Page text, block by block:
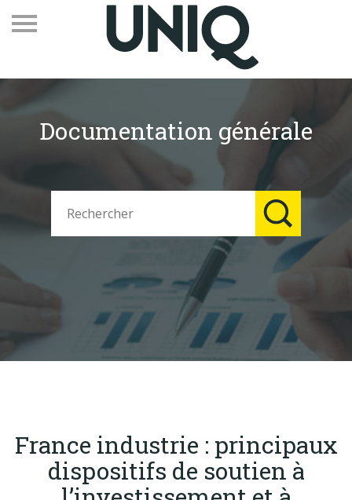
Recevez notre newsletter
Vos contacts
Espace adhérents
EN
Qui sommes-nous
Produits
Publications
Actualités
Documentation générale
France industrie : principaux
dispositifs de soutien à